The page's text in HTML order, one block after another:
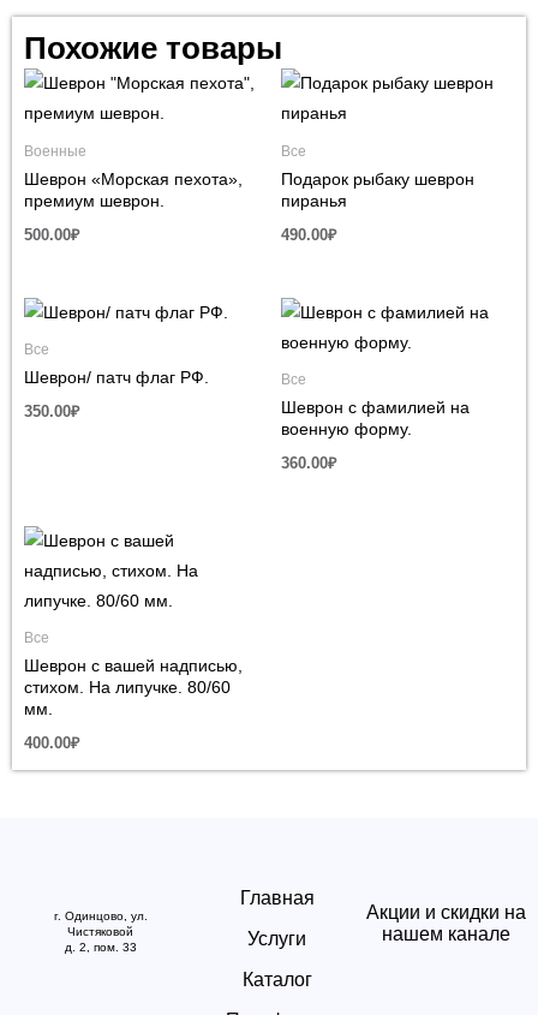
Похожие товары
Военные
Шеврон «Морская пехота»,
премиум шеврон.
500.00₽
Все
Подарок рыбаку шеврон
пиранья
490.00₽
Все
Шеврон/ патч флаг РФ.
350.00₽
Все
Шеврон с фамилией на
военную форму.
360.00₽
Все
Шеврон с вашей надписью,
стихом. На липучке. 80/60
мм.
400.00₽
г. Одинцово, ул.
Чистяковой
д. 2, пом. 33
Главная
Услуги
Каталог
Акции и скидки на
нашем канале